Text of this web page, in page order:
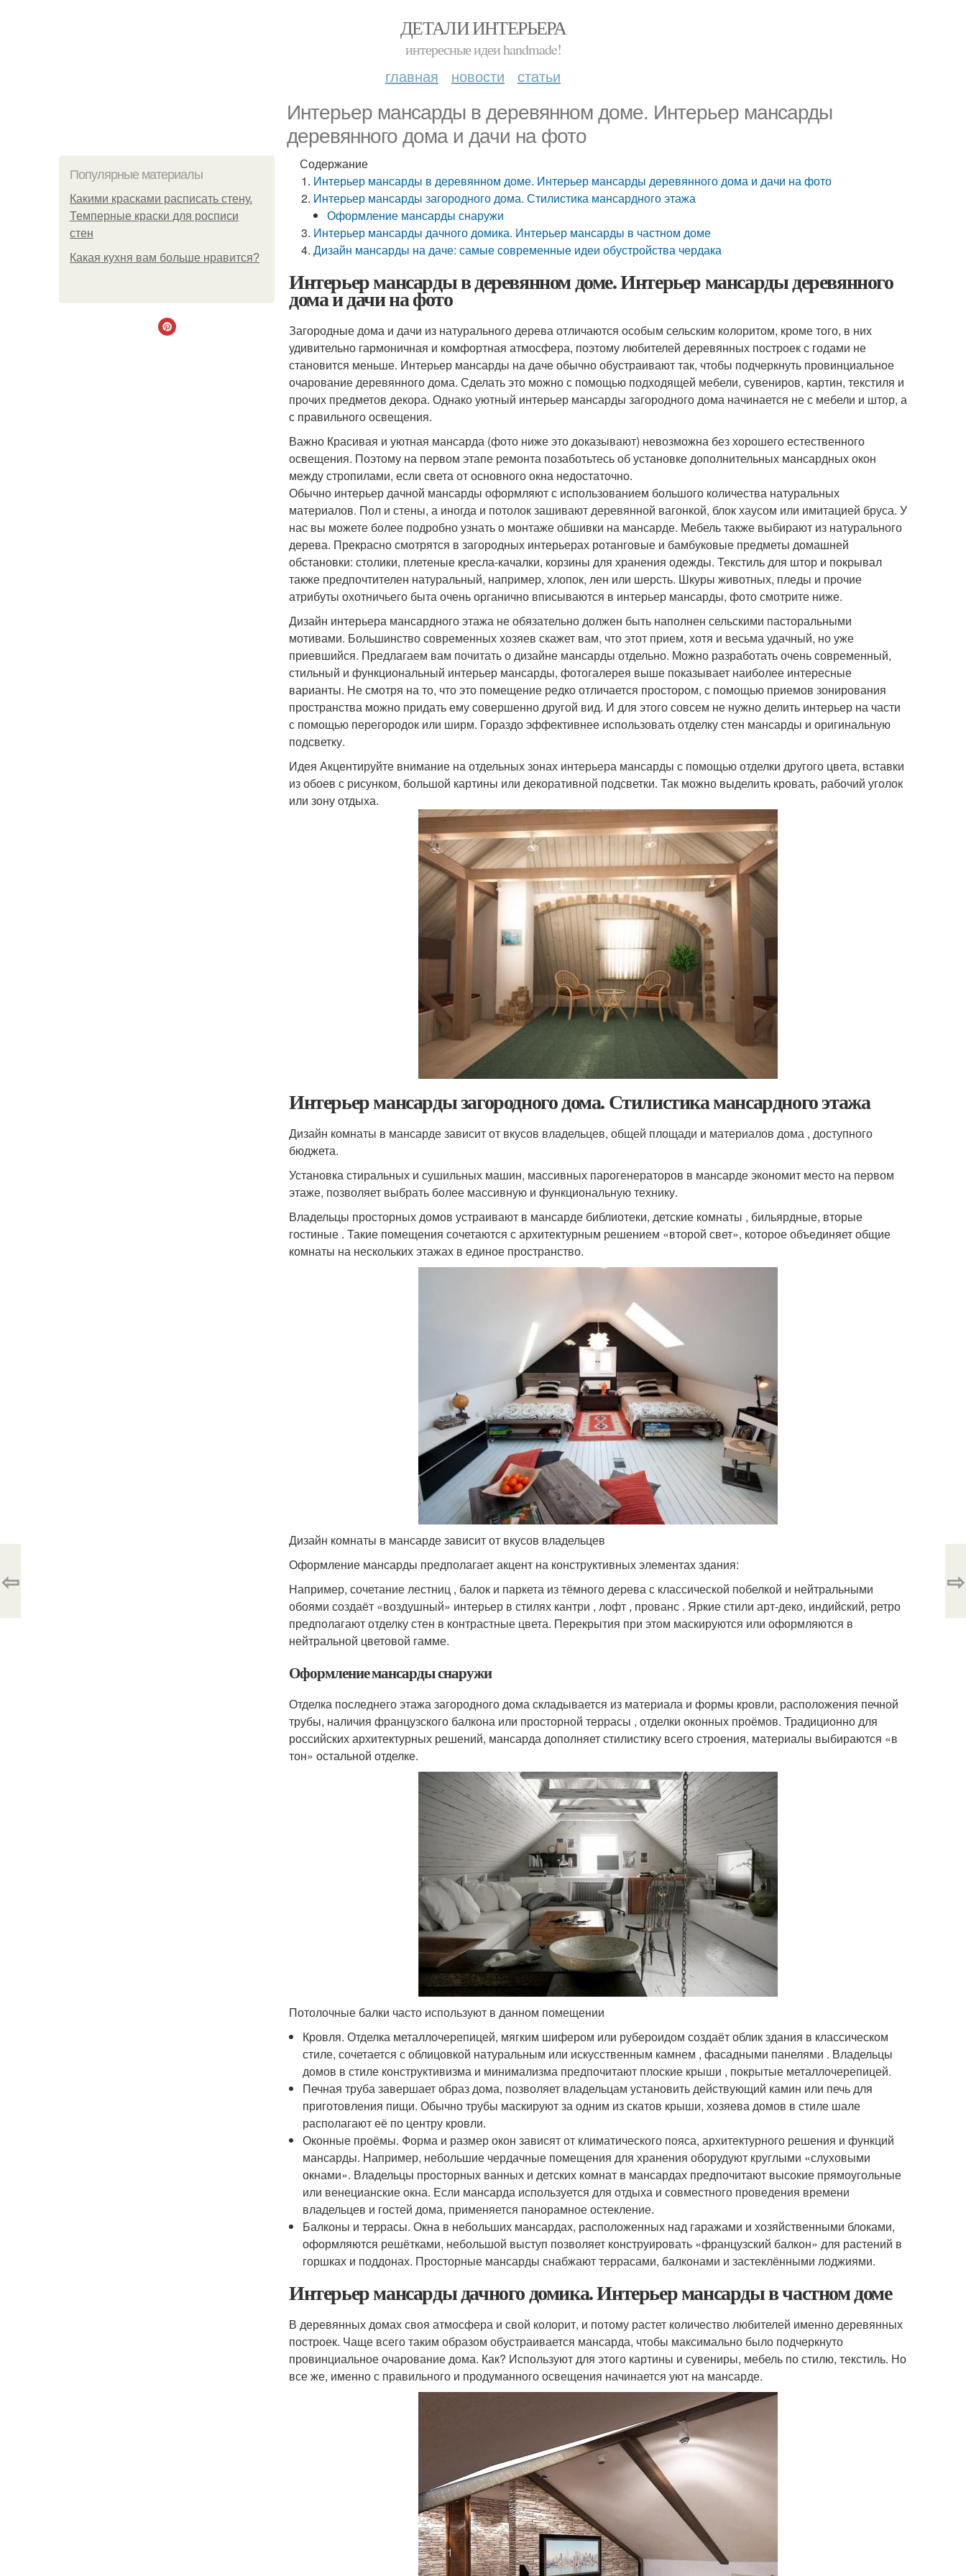
ДЕТАЛИ ИНТЕРЬЕРА
интересные идеи handmade!
главная новости статьи
Интерьер мансарды в деревянном доме. Интерьер мансарды
деревянного дома и дачи на фото
Популярные материалы
Какими красками расписать стену.
Темперные краски для росписи
стен
Какая кухня вам больше нравится?
Содержание
Интерьер мансарды в деревянном доме. Интерьер мансарды деревянного дома и дачи на фото
Интерьер мансарды загородного дома. Стилистика мансардного этажа
Оформление мансарды снаружи
Интерьер мансарды дачного домика. Интерьер мансарды в частном доме
Дизайн мансарды на даче: самые современные идеи обустройства чердака
Интерьер мансарды в деревянном доме. Интерьер мансарды деревянного
дома и дачи на фото
Загородные дома и дачи из натурального дерева отличаются особым сельским колоритом, кроме того, в них
удивительно гармоничная и комфортная атмосфера, поэтому любителей деревянных построек с годами не
становится меньше. Интерьер мансарды на даче обычно обустраивают так, чтобы подчеркнуть провинциальное
очарование деревянного дома. Сделать это можно с помощью подходящей мебели, сувениров, картин, текстиля и
прочих предметов декора. Однако уютный интерьер мансарды загородного дома начинается не с мебели и штор, а
с правильного освещения.
Важно Красивая и уютная мансарда (фото ниже это доказывают) невозможна без хорошего естественного
освещения. Поэтому на первом этапе ремонта позаботьтесь об установке дополнительных мансардных окон
между стропилами, если света от основного окна недостаточно.
Обычно интерьер дачной мансарды оформляют с использованием большого количества натуральных
материалов. Пол и стены, а иногда и потолок зашивают деревянной вагонкой, блок хаусом или имитацией бруса. У
нас вы можете более подробно узнать о монтаже обшивки на мансарде. Мебель также выбирают из натурального
дерева. Прекрасно смотрятся в загородных интерьерах ротанговые и бамбуковые предметы домашней
обстановки: столики, плетеные кресла-качалки, корзины для хранения одежды. Текстиль для штор и покрывал
также предпочтителен натуральный, например, хлопок, лен или шерсть. Шкуры животных, пледы и прочие
атрибуты охотничьего быта очень органично вписываются в интерьер мансарды, фото смотрите ниже.
Дизайн интерьера мансардного этажа не обязательно должен быть наполнен сельскими пасторальными
мотивами. Большинство современных хозяев скажет вам, что этот прием, хотя и весьма удачный, но уже
приевшийся. Предлагаем вам почитать о дизайне мансарды отдельно. Можно разработать очень современный,
стильный и функциональный интерьер мансарды, фотогалерея выше показывает наиболее интересные
варианты. Не смотря на то, что это помещение редко отличается простором, с помощью приемов зонирования
пространства можно придать ему совершенно другой вид. И для этого совсем не нужно делить интерьер на части
с помощью перегородок или ширм. Гораздо эффективнее использовать отделку стен мансарды и оригинальную
подсветку.
Идея Акцентируйте внимание на отдельных зонах интерьера мансарды с помощью отделки другого цвета, вставки
из обоев с рисунком, большой картины или декоративной подсветки. Так можно выделить кровать, рабочий уголок
или зону отдыха.
Интерьер мансарды загородного дома. Стилистика мансардного этажа
Дизайн комнаты в мансарде зависит от вкусов владельцев, общей площади и материалов дома , доступного
бюджета.
Установка стиральных и сушильных машин, массивных парогенераторов в мансарде экономит место на первом
этаже, позволяет выбрать более массивную и функциональную технику.
Владельцы просторных домов устраивают в мансарде библиотеки, детские комнаты , бильярдные, вторые
гостиные . Такие помещения сочетаются с архитектурным решением «второй свет», которое объединяет общие
комнаты на нескольких этажах в единое пространство.
Дизайн комнаты в мансарде зависит от вкусов владельцев
Оформление мансарды предполагает акцент на конструктивных элементах здания:
Например, сочетание лестниц , балок и паркета из тёмного дерева с классической побелкой и нейтральными
обоями создаёт «воздушный» интерьер в стилях кантри , лофт , прованс . Яркие стили арт-деко, индийский, ретро
предполагают отделку стен в контрастные цвета. Перекрытия при этом маскируются или оформляются в
нейтральной цветовой гамме.
Оформление мансарды снаружи
Отделка последнего этажа загородного дома складывается из материала и формы кровли, расположения печной
трубы, наличия французского балкона или просторной террасы , отделки оконных проёмов. Традиционно для
российских архитектурных решений, мансарда дополняет стилистику всего строения, материалы выбираются «в
тон» остальной отделке.
Потолочные балки часто используют в данном помещении
Кровля. Отделка металлочерепицей, мягким шифером или рубероидом создаёт облик здания в классическом
стиле, сочетается с облицовкой натуральным или искусственным камнем , фасадными панелями . Владельцы
домов в стиле конструктивизма и минимализма предпочитают плоские крыши , покрытые металлочерепицей.
Печная труба завершает образ дома, позволяет владельцам установить действующий камин или печь для
приготовления пищи. Обычно трубы маскируют за одним из скатов крыши, хозяева домов в стиле шале
располагают её по центру кровли.
Оконные проёмы. Форма и размер окон зависят от климатического пояса, архитектурного решения и функций
мансарды. Например, небольшие чердачные помещения для хранения оборудуют круглыми «слуховыми
окнами». Владельцы просторных ванных и детских комнат в мансардах предпочитают высокие прямоугольные
или венецианские окна. Если мансарда используется для отдыха и совместного проведения времени
владельцев и гостей дома, применяется панорамное остекление.
Балконы и террасы. Окна в небольших мансардах, расположенных над гаражами и хозяйственными блоками,
оформляются решётками, небольшой выступ позволяет конструировать «французский балкон» для растений в
горшках и поддонах. Просторные мансарды снабжают террасами, балконами и застеклёнными лоджиями.
Интерьер мансарды дачного домика. Интерьер мансарды в частном доме
В деревянных домах своя атмосфера и свой колорит, и потому растет количество любителей именно деревянных
построек. Чаще всего таким образом обустраивается мансарда, чтобы максимально было подчеркнуто
провинциальное очарование дома. Как? Используют для этого картины и сувениры, мебель по стилю, текстиль. Но
все же, именно с правильного и продуманного освещения начинается уют на мансарде.
⇦ ⇨